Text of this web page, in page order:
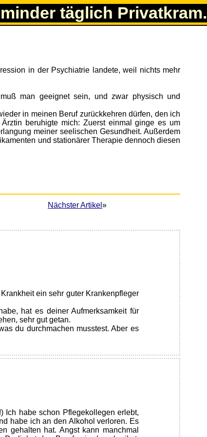
täglich Privatkram.
in der Psychiatrie landete, weil nichts mehr
man geeignet sein, und zwar physisch und
in meinen Beruf zurückkehren dürfen, den ich
beruhigte mich: Zuerst einmal ginge es um
meiner seelischen Gesundheit. Außerdem
und stationärer Therapie dennoch diesen
Nächster Artikel »
ein sehr guter Krankenpfleger
hat es deiner Aufmerksamkeit für
sehr gut getan.
du durchmachen musstest. Aber es
Ich habe schon Pflegekollegen erlebt,
habe ich an den Alkohol verloren. Es
gehalten hat. Angst kann manchmal